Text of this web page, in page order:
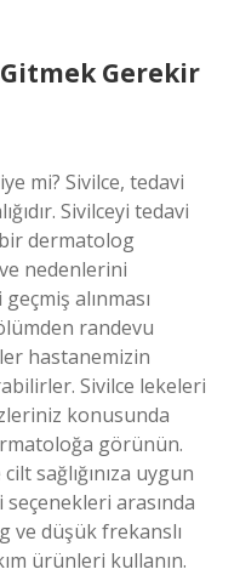
Gerekir
mi? Sivilce, tedavi
Sivilceyi tedavi
dermatolog
nedenlerini
alınması
randevu
hastanemizin
Sivilce lekeleri
konusunda
görünün.
sağlığınıza uygun
arasında
ve düşük frekanslı
ürünleri kullanın.